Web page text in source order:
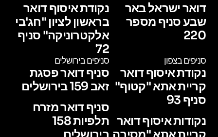
דואר ישראל באר
שבע סניף מספר
220
נקודת איסוף דואר
בראשון לציון "חג'בי
אלקטרוניקה" סניף
72
סניפים בצפון
נקודת איסוף דואר
קריית אתא "קטוף"
סניף 93
נקודות איסוף דואר
סניפים בירושלים
סניף דואר פסגת
זאב 159 בירושלים
סניף דואר מזרח
תלפיות 158